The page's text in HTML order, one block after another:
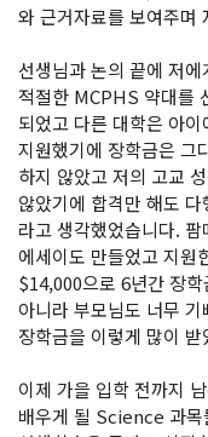
와 근거자료를 보여주며
선생님과 논의 끝에 저
적절한 MCPHS 약대를
되었고 다른 대학은 아
지원했기에 장학금은 그
하지 않았고 저의 고교
않았기에 합격만 해도
라고 생각했었습니다.
에세이도 만들었고 지원
$14,000으로 6년간 장
아니라 부모님도 너무 기
장학금을 이렇게 많이
이제 가을 입학 전까지
배우게 될 Science 과목